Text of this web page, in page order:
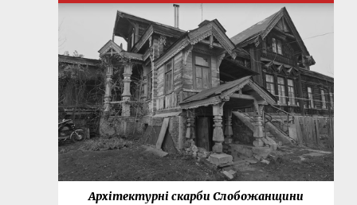
Архітектурні скарби Слобожанщини